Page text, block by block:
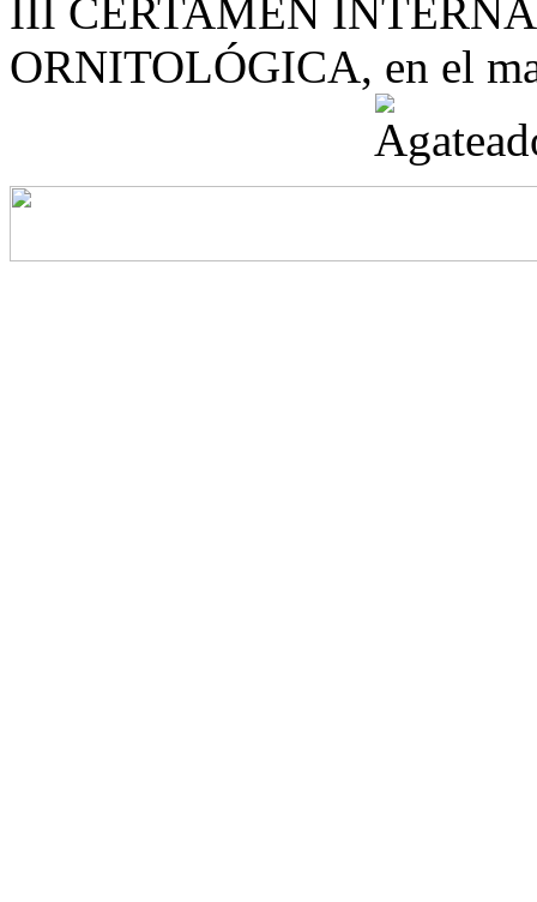
III CERTAMEN
ORNITOLÓGICA, en el